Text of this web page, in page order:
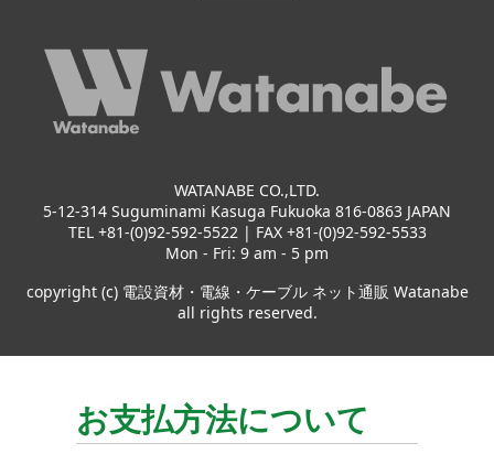
WATANABE CO.,LTD.
5-12-314 Suguminami Kasuga Fukuoka 816-0863 JAPAN
TEL +81-(0)92-592-5522 | FAX +81-(0)92-592-5533
Mon - Fri: 9 am - 5 pm
copyright (c) 電設資材・電線・ケーブル ネット通販 Watanabe
all rights reserved.
お支払方法について